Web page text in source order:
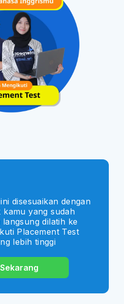
disesuaikan dengan
yang sudah
dilatih ke
Placement Test
lebih tinggi